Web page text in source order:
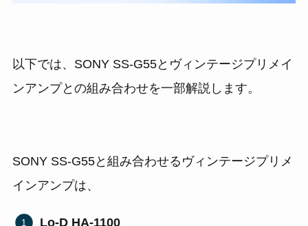
以下では、SONY SS-G55とヴィンテージプリメイ
ンアンプとの組み合わせを一部解説します。
SONY SS-G55と組み合わせるヴィンテージプリメ
インアンプは、
Lo-D HA-1100